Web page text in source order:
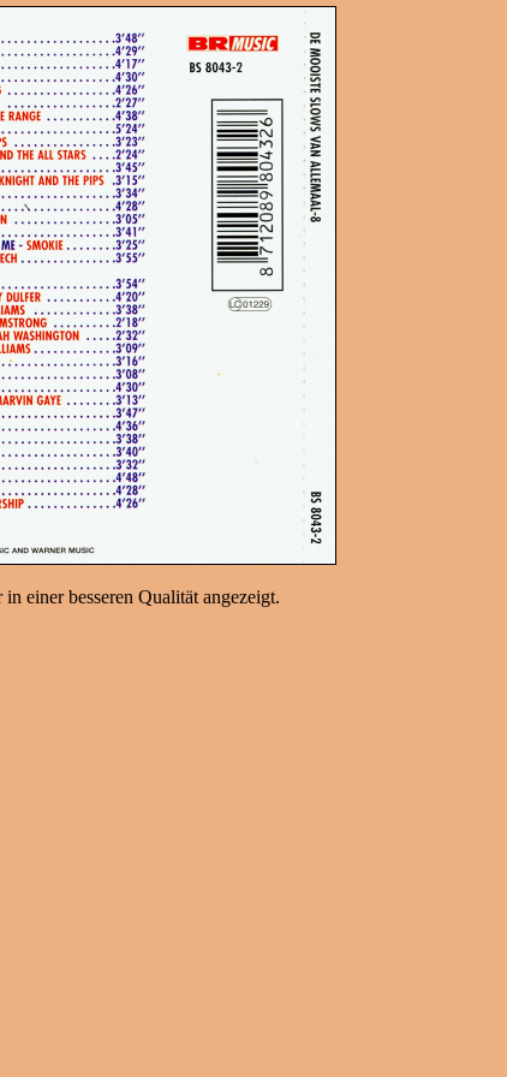
einer besseren Qualität angezeigt.